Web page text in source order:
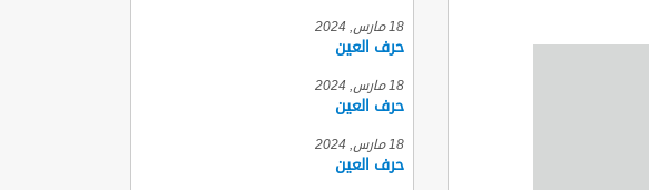
18 مارس, 2024
حرف العين
18 مارس, 2024
حرف العين
18 مارس, 2024
حرف العين